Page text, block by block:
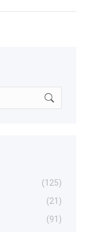
(125)
(21)
(91)